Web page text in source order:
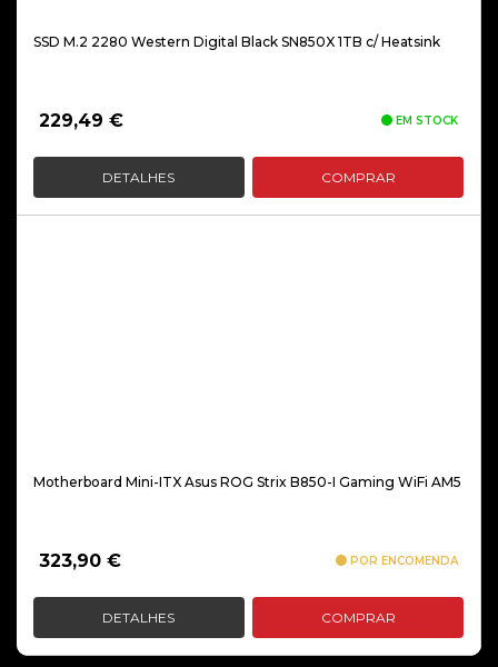
SSD M.2 2280 Western Digital Black SN850X 1TB c/ Heatsink
229,49 € EM STOCK
DETALHES COMPRAR
Motherboard Mini-ITX Asus ROG Strix B850-I Gaming WiFi AM5
323,90 € POR ENCOMENDA
DETALHES COMPRAR